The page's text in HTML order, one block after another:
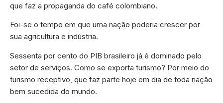
que faz a propaganda do café colombiano.
Foi-se o tempo em que uma nação poderia crescer por
sua agricultura e indústria.
Sessenta por cento do PIB brasileiro já é dominado pelo
setor de serviços. Como se exporta turismo? Por meio do
turismo receptivo, que faz parte hoje em dia de toda nação
bem sucedida do mundo.